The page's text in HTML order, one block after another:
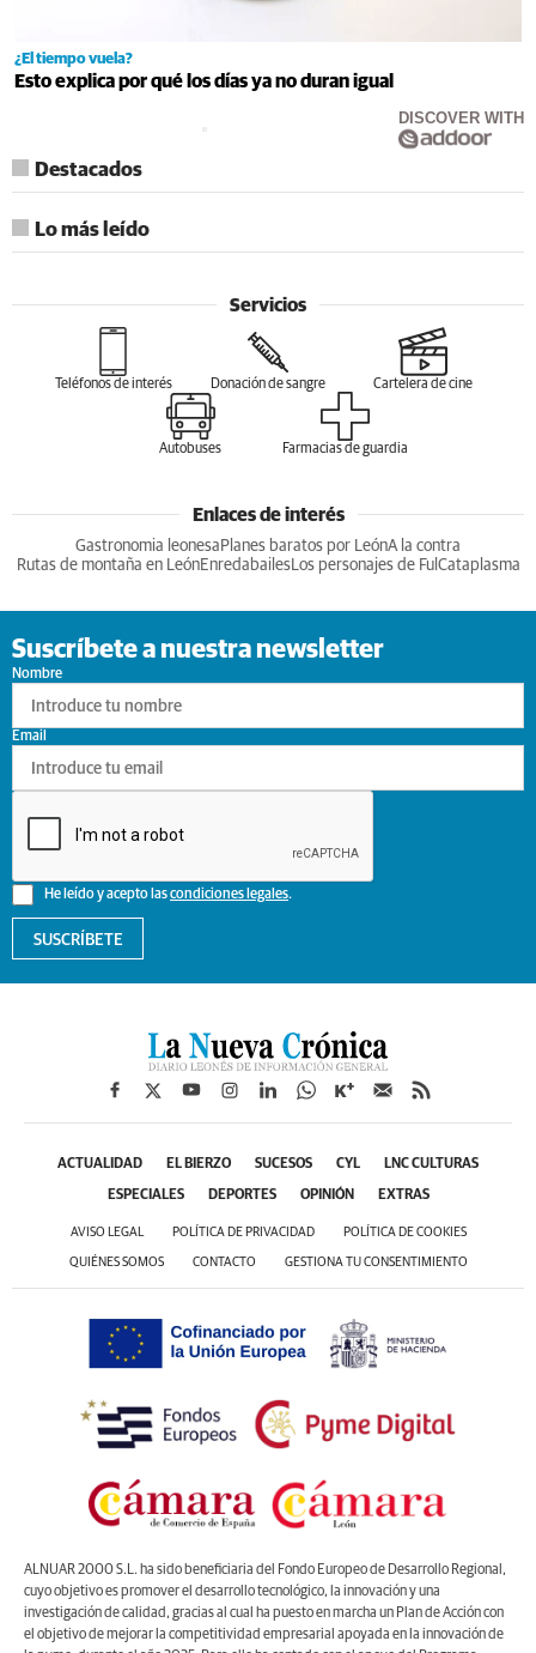
¿El tiempo vuela?
Esto explica por qué los días ya no duran igual
DISCOVER WITH
Destacados
Lo más leído
Servicios
Teléfonos de interés Donación de sangre Cartelera de cine
Autobuses Farmacias de guardia
Enlaces de interés
Gastronomia leonesa Planes baratos por LeónA la contra
Rutas de montaña en LeónEnredabailesLos personajes de Ful Cataplasma
Suscríbete a nuestra newsletter
Nombre
He leído y acepto lascondiciones legales.
Email
SUSCRÍBETE
ACTUALIDAD EL BIERZO SUCESOS CYL LNC CULTURAS
ESPECIALES DEPORTES OPINIÓN EXTRAS
AVISO LEGAL POLÍTICA DE PRIVACIDAD POLÍTICA DE COOKIES
QUIÉNES SOMOS CONTACTO GESTIONA TU CONSENTIMIENTO
ALNUAR 2000 S.L. ha sido beneficiaria del Fondo Europeo de Desarrollo Regional,
cuyo objetivo es promover el desarrollo tecnológico, la innovación y una
investigación de calidad, gracias al cual ha puesto en marcha un Plan de Acción con
el objetivo de mejorar la competitividad empresarial apoyada en la innovación de